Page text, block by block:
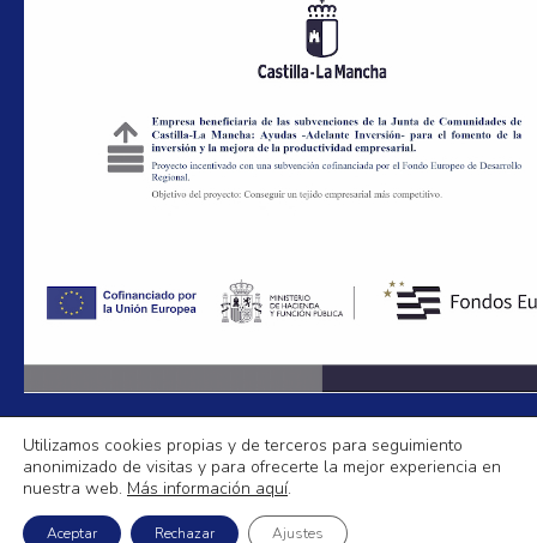
Aislamientos La Mancha
Política de Privacidad|Aviso legal|Política de Cookies
Utilizamos cookies propias y de terceros para seguimiento
anonimizado de visitas y para ofrecerte la mejor experiencia en
nuestra web. Más información aquí.
Aceptar Rechazar Ajustes